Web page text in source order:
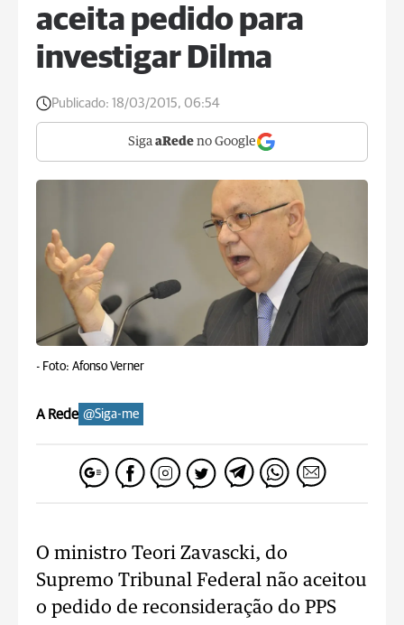
aceita pedido para
investigar Dilma
Publicado: 18/03/2015, 06:54
Siga aRede no Google
- Foto: Afonso Verner
A Rede @Siga-me
O ministro Teori Zavascki, do
Supremo Tribunal Federal não aceitou
o pedido de reconsideração do PPS